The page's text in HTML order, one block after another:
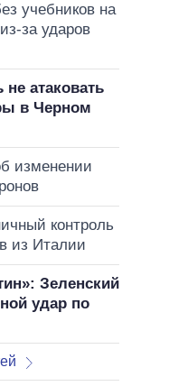
учебников на
за ударов
не атаковать
в Черном
изменении
контроль
из Италии
Зеленский
удар по